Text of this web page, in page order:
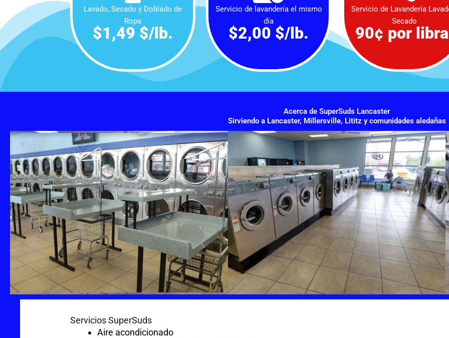
Lavado, Secado y Doblado de
Ropa
$1,49 $/lb.
Servicio de lavandería el mismo
día
$2,00 $/lb.
Servicio de Lavandería
Secado
90¢ por
Acerca de SuperSuds Lancaster
Sirviendo a Lancaster, Millersville, Lititz y comunidades aledañas
Servicios SuperSuds
Aire acondicionado